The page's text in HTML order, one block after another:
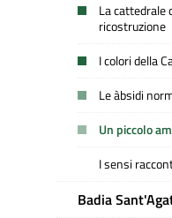
La cattedrale
ricostruzione
I colori della
Le àbsidi
Un piccolo
I sensi
Badia